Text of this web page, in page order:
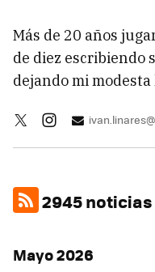
Más de 20 años
de diez escribiendo
dejando mi
2945
Mayo 2026